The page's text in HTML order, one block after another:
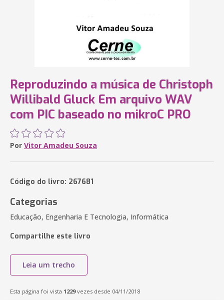
Reproduzindo a música de Christoph
Willibald Gluck Em arquivo WAV
com PIC baseado no mikroC PRO
Por Vitor Amadeu Souza
Código do livro: 267681
Categorias
Educação, Engenharia E Tecnologia, Informática
Compartilhe este livro
Leia um trecho
Esta página foi vista 1229vezes desde 04/11/2018